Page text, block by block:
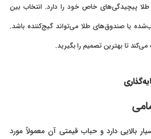
پیچیدگی‌های خاص خود را دارد. انتخاب بین
یا صندوق‌های طلا می‌تواند گیج‌کننده باشد.
تا بهترین تصمیم را بگیرید.
بالایی دارد و حباب قیمتی آن معمولاً مورد